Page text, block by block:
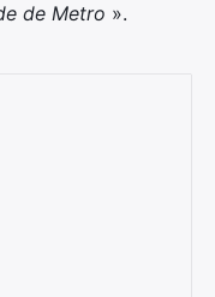
de Metro ».